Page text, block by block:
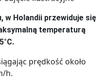
w Holandii przewiduje się
temperaturą
prędkość około
h.